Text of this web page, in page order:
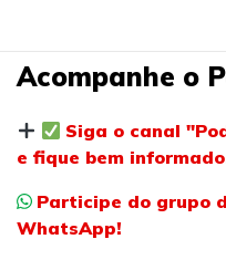
Acompanhe o
Siga o canal
e fique bem
Participe do grupo
WhatsApp!